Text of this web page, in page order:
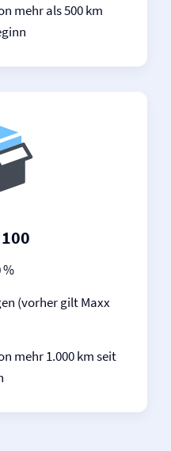
mehr als 500 km
%
(vorher gilt Maxx
mehr 1.000 km seit